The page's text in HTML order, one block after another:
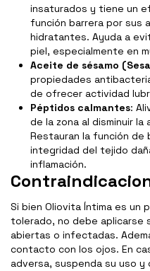
insaturados y tiene un
función barrera por sus
hidratantes. Ayuda a
piel, especialmente en
Aceite de sésamo
propiedades
de ofrecer actividad
Péptidos calmantes:
de la zona al disminuir la
Restauran la función de
integridad del tejido
inflamación.
Si bien Oliovita Íntima es un
tolerado, no debe aplicarse
abiertas o infectadas.
contacto con los ojos. En
adversa, suspenda su uso y